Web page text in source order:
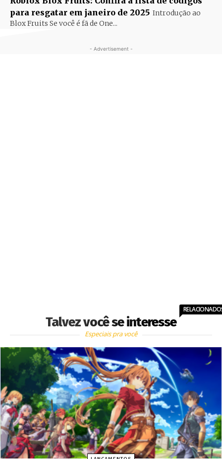
para resgatar em janeiro de 2025 Introdução ao
Blox Fruits Se você é fã de One...
- Advertisement -
Talvez você se interesse
Especiais pra você